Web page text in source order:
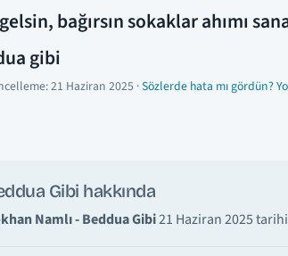
bağırsın sokaklar ahımı
gibi
21 Haziran 2025 ·Sözlerde hata mı gördün?
Gibi hakkında
Namlı - Beddua Gibi21 Haziran 2025